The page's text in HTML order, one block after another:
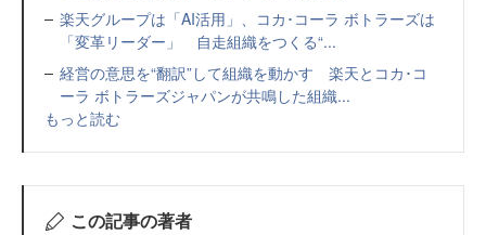
楽天グループは「AI活用」、コカ･コーラ ボトラーズは
「変革リーダー」 自走組織をつくる“...
経営の意思を“翻訳”して組織を動かす 楽天とコカ･コ
ーラ ボトラーズジャパンが共鳴した組織...
もっと読む
この記事の著者